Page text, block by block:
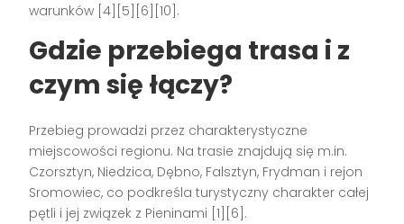
warunków [4][5][6][10].
Gdzie przebiega trasa i z
czym się łączy?
Przebieg prowadzi przez charakterystyczne
miejscowości regionu. Na trasie znajdują się m.in.
Czorsztyn, Niedzica, Dębno, Falsztyn, Frydman i rejon
Sromowiec, co podkreśla turystyczny charakter całej
pętli i jej związek z Pieninami [1][6].